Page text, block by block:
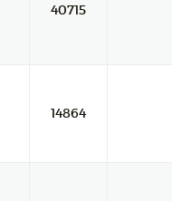
40715
14864